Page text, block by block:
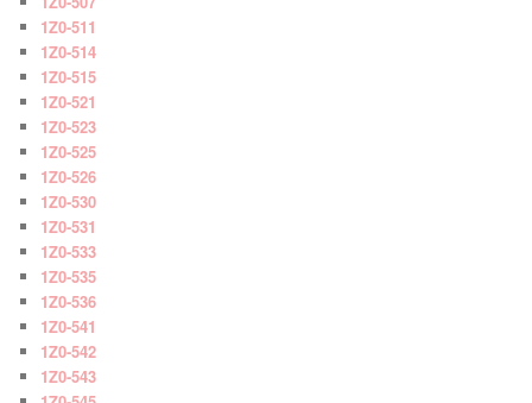
1Z0-511
1Z0-514
1Z0-515
1Z0-521
1Z0-523
1Z0-525
1Z0-526
1Z0-530
1Z0-531
1Z0-533
1Z0-535
1Z0-536
1Z0-541
1Z0-542
1Z0-543